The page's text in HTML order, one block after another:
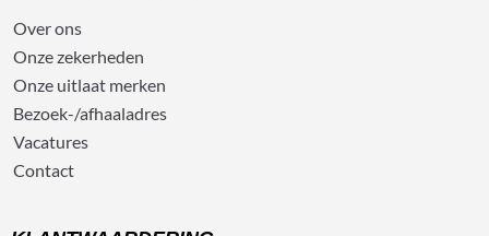
Over ons
Onze zekerheden
Onze uitlaat merken
Bezoek-/afhaaladres
Vacatures
Contact